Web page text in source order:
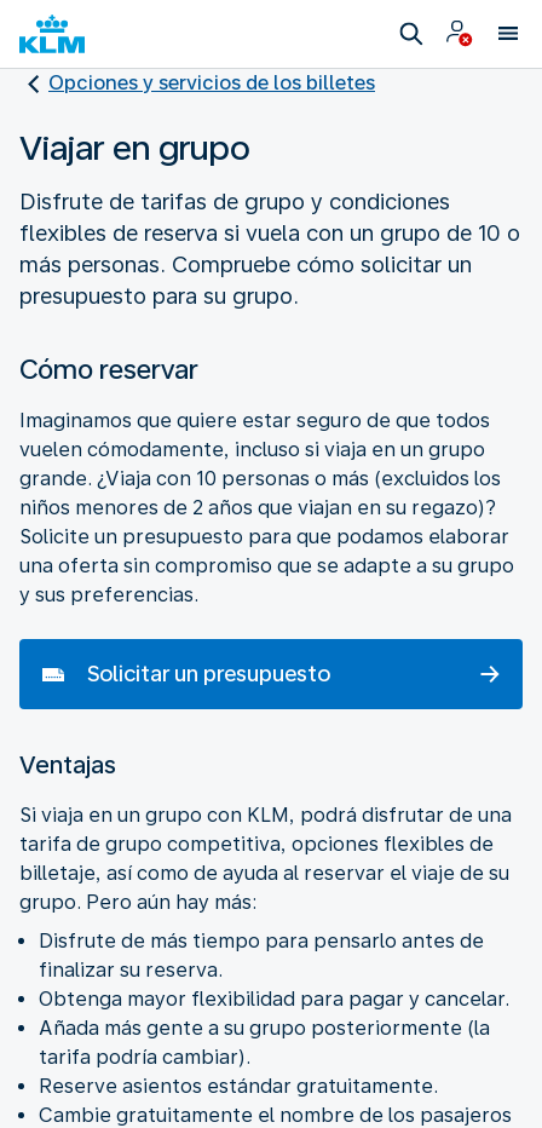
Opciones y servicios de los billetes
Viajar en grupo
Disfrute de tarifas de grupo y condiciones
flexibles de reserva si vuela con un grupo de 10 o
más personas. Compruebe cómo solicitar un
presupuesto para su grupo.
Cómo reservar
Imaginamos que quiere estar seguro de que todos
vuelen cómodamente, incluso si viaja en un grupo
grande. ¿Viaja con 10 personas o más (excluidos los
niños menores de 2 años que viajan en su regazo)?
Solicite un presupuesto para que podamos elaborar
una oferta sin compromiso que se adapte a su grupo
y sus preferencias.
Solicitar un presupuesto
Ventajas
Si viaja en un grupo con KLM, podrá disfrutar de una
tarifa de grupo competitiva, opciones flexibles de
billetaje, así como de ayuda al reservar el viaje de su
grupo. Pero aún hay más:
Disfrute de más tiempo para pensarlo antes de
finalizar su reserva.
Obtenga mayor flexibilidad para pagar y cancelar.
Añada más gente a su grupo posteriormente (la
tarifa podría cambiar).
Reserve asientos estándar gratuitamente.
Cambie gratuitamente el nombre de los pasajeros